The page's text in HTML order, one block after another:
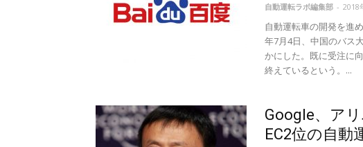
自動運転ラボ編集部 - 2018
自動運転車の開発を進
年7月4日、中国のバス
かにした。既に受注に
終えているという。...
Google、ア
EC2位の自動